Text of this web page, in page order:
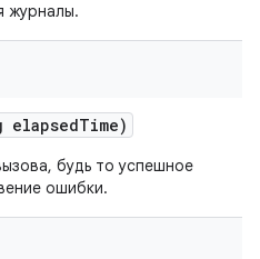
журналы.
elapsedTime)
будь то успешное
ошибки.